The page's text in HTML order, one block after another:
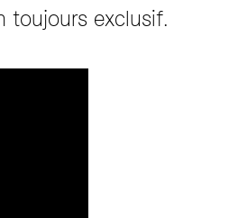
toujours exclusif.